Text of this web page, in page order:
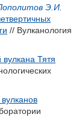
Э.И.
// Вулканология
Тятя